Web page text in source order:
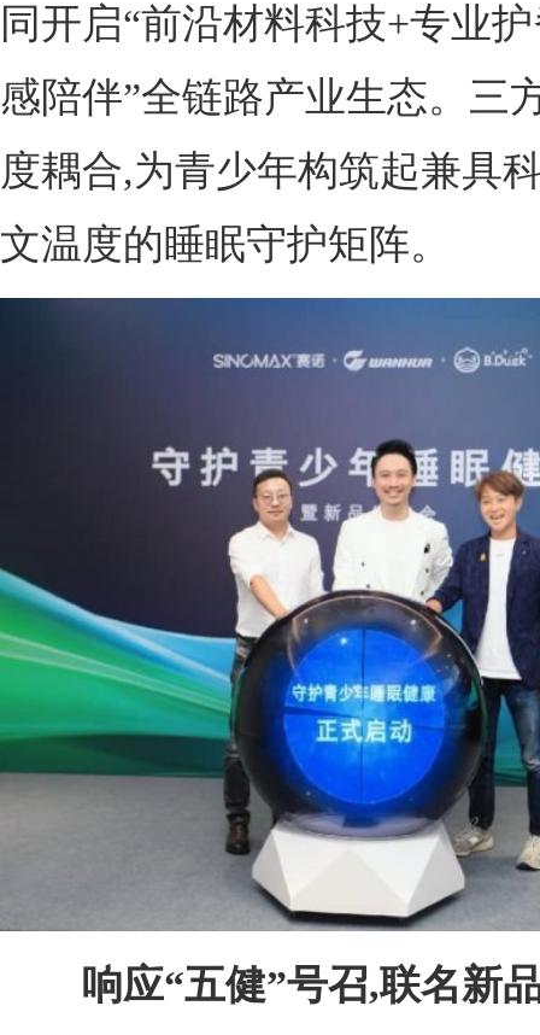
同开启“前沿材料科技+专业
感陪伴”全链路产业生态。三
度耦合,为青少年构筑起兼具
文温度的睡眠守护矩阵。
响应“五健”号召,联名新